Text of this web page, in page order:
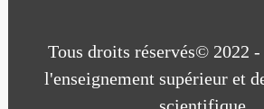
Tous droits réservés© 2022
l'enseignement supérieur et